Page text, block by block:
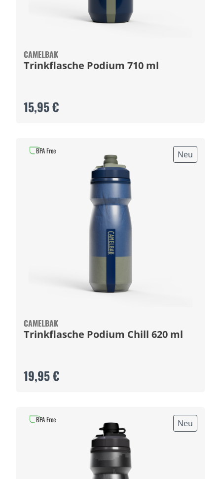
CAMELBAK
Trinkflasche Podium 710 ml
15,95 €
Neu
CAMELBAK
Trinkflasche Podium Chill 620 ml
19,95 €
BPA Free
Neu
BPA Free